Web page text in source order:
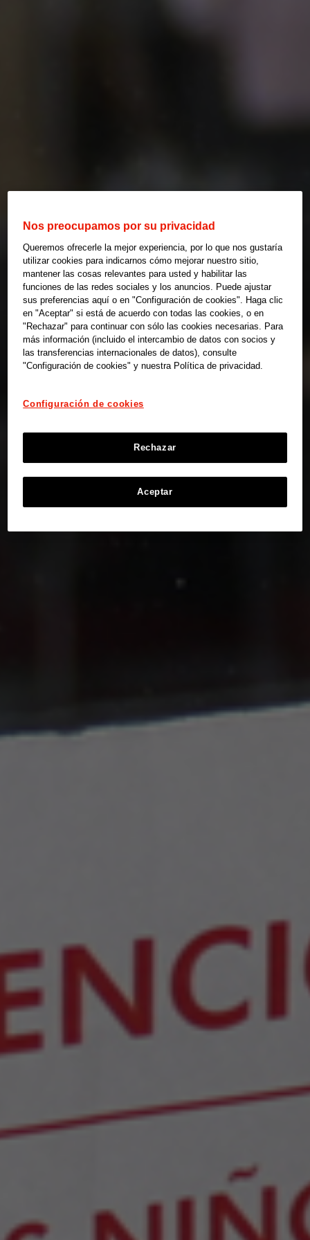
Nos preocupamos por su privacidad
Queremos ofrecerle la mejor experiencia, por lo que nos gustaría
utilizar cookies para indicarnos cómo mejorar nuestro sitio,
mantener las cosas relevantes para usted y habilitar las
funciones de las redes sociales y los anuncios. Puede ajustar
sus preferencias aquí o en "Configuración de cookies". Haga clic
en "Aceptar" si está de acuerdo con todas las cookies, o en
"Rechazar" para continuar con sólo las cookies necesarias. Para
más información (incluido el intercambio de datos con socios y
las transferencias internacionales de datos), consulte
"Configuración de cookies" y nuestra Política de privacidad.
Configuración de cookies
Rechazar
Aceptar